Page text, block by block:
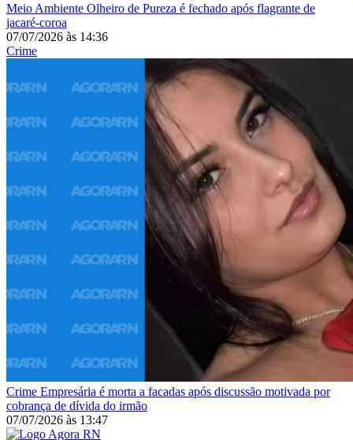
Meio Ambiente Olheiro de Pureza é fechado após flagrante de
jacaré-coroa
07/07/2026 às 14:36
Crime
Crime Empresária é morta a facadas após discussão motivada por
cobrança de dívida do irmão
07/07/2026 às 13:47